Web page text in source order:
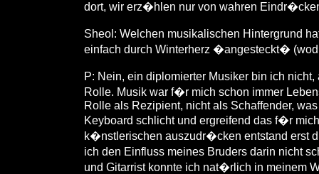
dort, wir erz�hlen nur von wahren
Sheol: Welchen musikalischen Hintergrund
einfach durch Winterherz �angesteckt�
P: Nein, ein diplomierter Musiker bin ich
Rolle. Musik war f�r mich schon immer
Rolle als Rezipient, nicht als Schaffender,
Keyboard schlicht und ergreifend das f�r
k�nstlerischen auszudr�cken entstand erst
ich den Einfluss meines Bruders darin nicht
und Gitarrist konnte ich nat�rlich in meinem